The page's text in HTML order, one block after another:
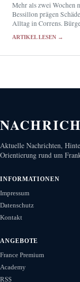
Mehr als zwei Wochen
Bessillon prägen
Alltag in Correns.
ARTIKEL LESEN →
Aktuelle Nachrichten,
Orientierung rund um
INFORMATIONEN
Impressum
Datenschutz
Kontakt
ANGEBOTE
France Premium
Academy
RSS